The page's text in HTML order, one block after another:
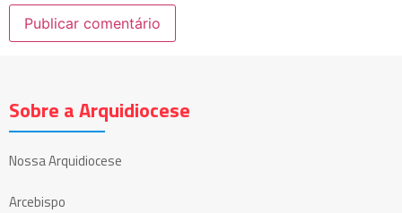
Sobre a Arquidiocese
Nossa Arquidiocese
Arcebispo